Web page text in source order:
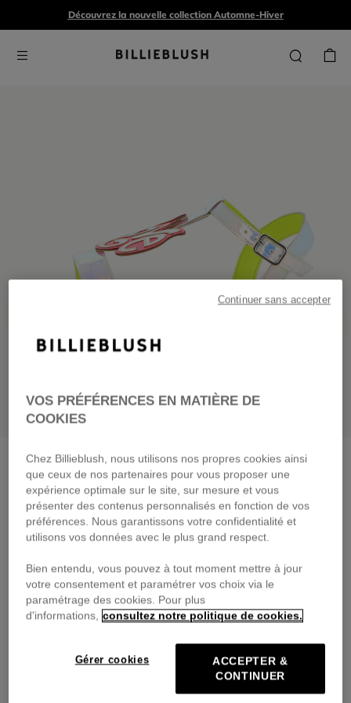
Découvrez la nouvelle collection Automne-Hiver
Sandales en similinacre
65,00 €
Payez en 4 fois sans frais avec
🔒Paiement sécurisé & retours faciles
DESCRIPTION
COMPOSITION
VOS PRÉFÉRENCES EN MATIÈRE DE
COOKIES
Chez Billieblush, nous utilisons nos propres cookies ainsi
que ceux de nos partenaires pour vous proposer une
expérience optimale sur le site, sur mesure et vous
présenter des contenus personnalisés en fonction de vos
préférences. Nous garantissons votre confidentialité et
utilisons vos données avec le plus grand respect.
Bien entendu, vous pouvez à tout moment mettre à jour
votre consentement et paramétrer vos choix via le
paramétrage des cookies. Pour plus
d'informations, consultez notre politique de cookies.
Gérer cookies
ACCEPTER &
CONTINUER
Continuer sans accepter